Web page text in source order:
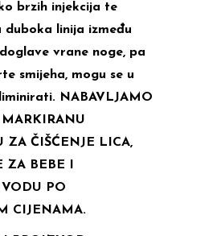
brzih injekcija te
duboka linija između
vrane noge, pa
smijeha, mogu se u
NABAVLJAMO
MARKIRANU
ZA ČIŠĆENJE LICA,
ZA BEBE I
PO
CIJENAMA.